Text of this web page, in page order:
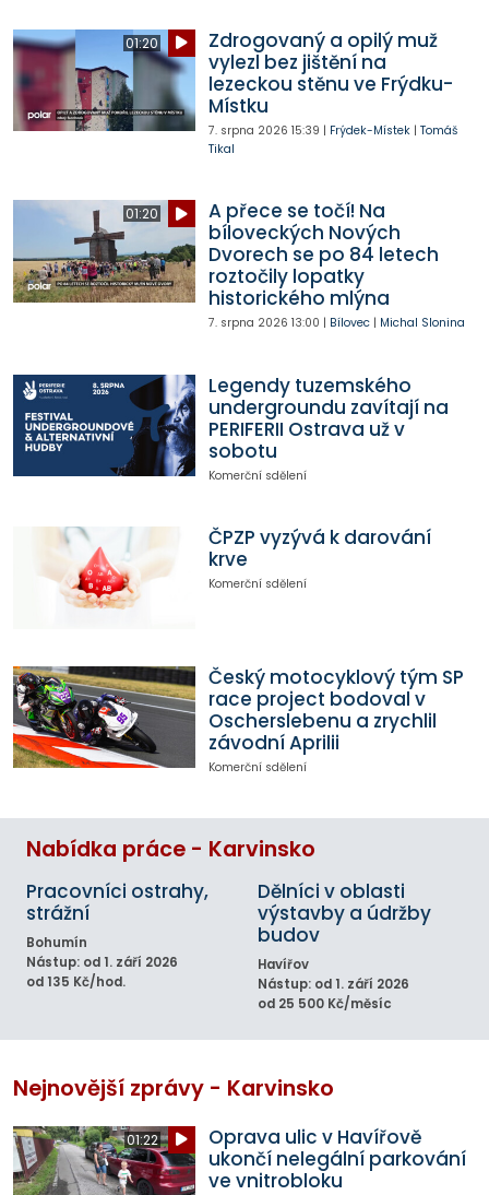
01:20
Zdrogovaný a opilý muž
vylezl bez jištění na
lezeckou stěnu ve Frýdku-
Místku
7. srpna 2026 15:39 | Frýdek-Místek| Tomáš
Tikal
01:20
A přece se točí! Na
bíloveckých Nových
Dvorech se po 84 letech
roztočily lopatky
historického mlýna
7. srpna 2026 13:00 | Bílovec| Michal Slonina
Legendy tuzemského
undergroundu zavítají na
PERIFERII Ostrava už v
sobotu
Komerční sdělení
ČPZP vyzývá k darování
krve
Komerční sdělení
Český motocyklový tým SP
race project bodoval v
Oscherslebenu a zrychlil
závodní Aprilii
Komerční sdělení
Nabídka práce - Karvinsko
Pracovníci ostrahy,
strážní
Bohumín
Nástup: od 1. září 2026
od 135 Kč/hod.
Dělníci v oblasti
výstavby a údržby
budov
Havířov
Nástup: od 1. září 2026
od 25 500 Kč/měsíc
Nejnovější zprávy - Karvinsko
01:22
Oprava ulic v Havířově
ukončí nelegální parkování
ve vnitrobloku